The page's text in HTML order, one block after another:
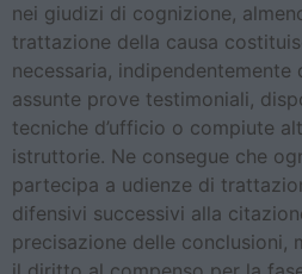
nei giudizi di cognizione,
trattazione della causa
necessaria,
assunte prove testimoniali,
tecniche d’ufficio o compiute
istruttorie. Ne consegue che
partecipa a udienze di
difensivi successivi alla
precisazione delle conclusioni,